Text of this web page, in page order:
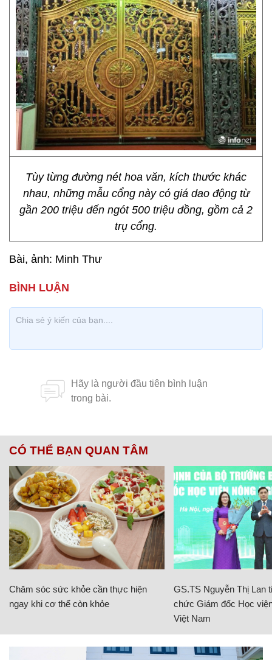
Tùy từng đường nét hoa văn, kích thước khác
nhau, những mẫu cổng này có giá dao động từ
gần 200 triệu đến ngót 500 triệu đồng, gồm cả 2
trụ cổng.
Bài, ảnh: Minh Thư
CÓ THỂ BẠN QUAN TÂM
Chăm sóc sức khỏe cần thực hiện
ngay khi cơ thể còn khỏe
GS.TS Nguyễn Thị Lan
chức Giám đốc Học
Việt Nam